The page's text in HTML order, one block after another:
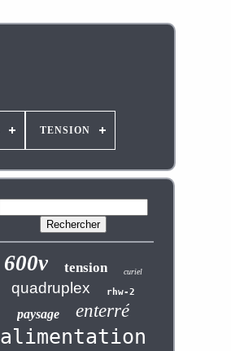
TENSION
600v tension curiel
quadruplex rhw-2
paysage enterré
alimentation